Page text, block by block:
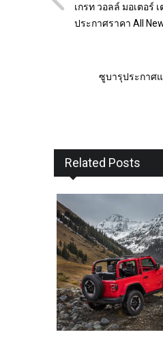
เกรท วอลล์ มอเตอร์
ประกาศราคา All
ซูบารุประกาศ
Related Posts